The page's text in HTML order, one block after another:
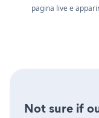
pagina live e
Not sure if